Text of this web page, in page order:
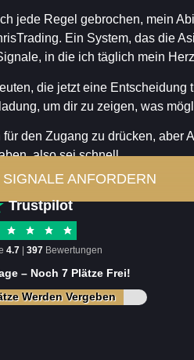
jede Regel gebrochen, mein
Ein System, das die
in die ich täglich mein
die jetzt eine
um dir zu zeigen, was
den Zugang zu drücken,
also sei schnell.
ANFORDERN
Trustpilot
4.7| 397Bewertungen
– Noch 7 Plätze Frei!
Werden Vergeben